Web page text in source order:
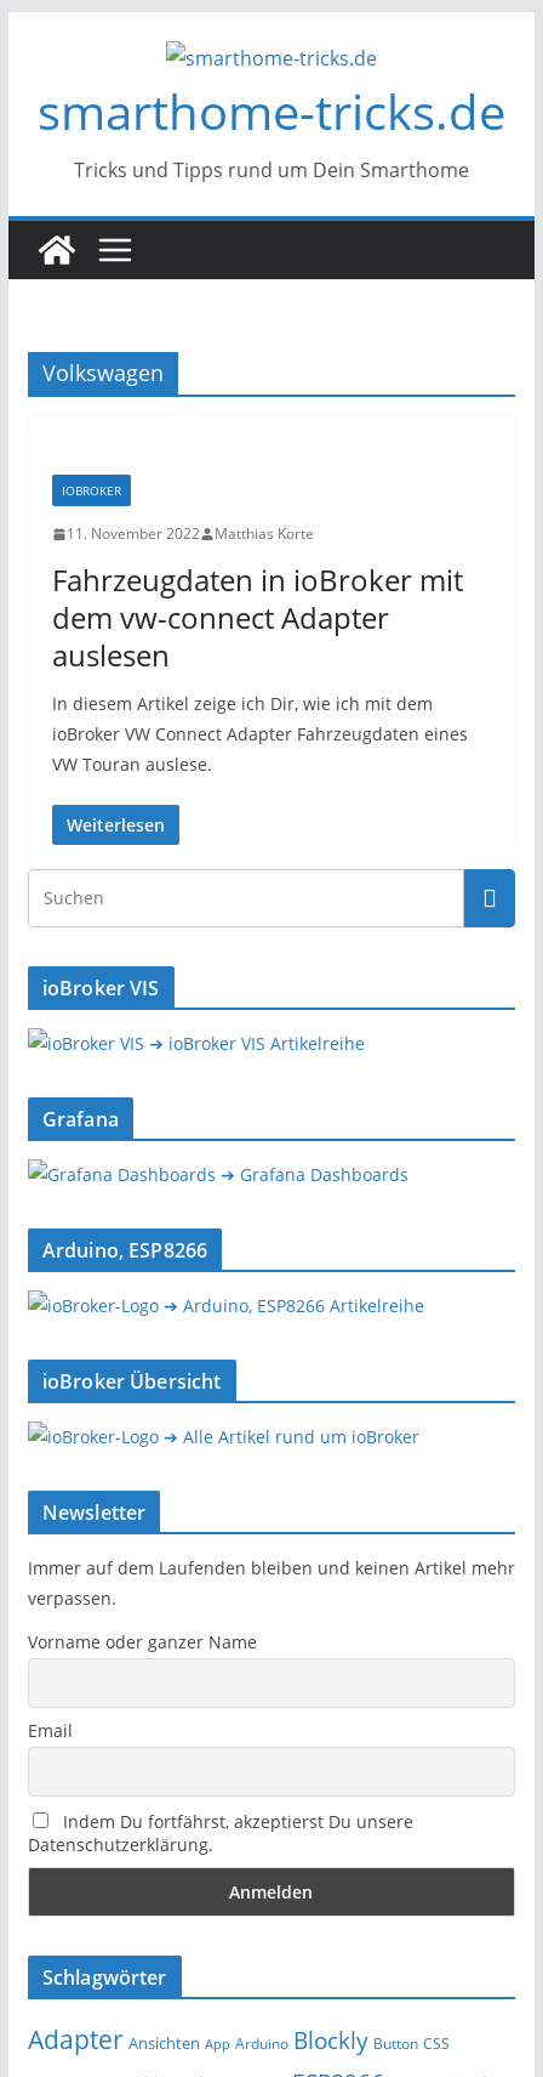
smarthome-tricks.de
Tricks und Tipps rund um Dein Smarthome
Volkswagen
IOBROKER
11. November 2022 Matthias Korte
Fahrzeugdaten in ioBroker mit
dem vw-connect Adapter
auslesen
In diesem Artikel zeige ich Dir, wie ich mit dem
ioBroker VW Connect Adapter Fahrzeugdaten eines
VW Touran auslese.
Weiterlesen
ioBroker VIS
➔ ioBroker VIS Artikelreihe
Grafana
➔ Grafana Dashboards
Arduino, ESP8266
➔ Arduino, ESP8266 Artikelreihe
ioBroker Übersicht
➔ Alle Artikel rund um ioBroker
Newsletter
Immer auf dem Laufenden bleiben und keinen Artikel mehr
verpassen.
Vorname oder ganzer Name
Email
Indem Du fortfährst, akzeptierst Du unsere
Datenschutzerklärung.
Schlagwörter
Adapter Ansichten App Arduino Blockly Button CSS